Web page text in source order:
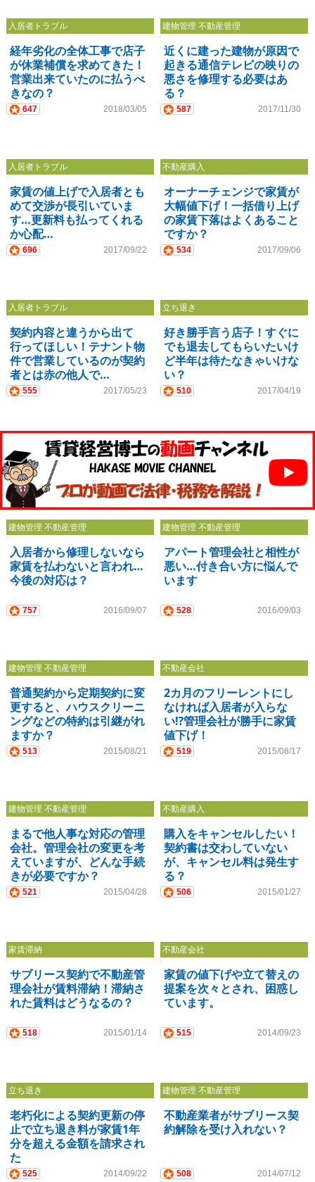
入居者トラブル
経年劣化の全体工事で店子
が休業補償を求めてきた！
営業出来ていたのに払うべ
きなの？
647 2018/03/05
建物管理 不動産管理
近くに建った建物が原因で
起きる通信テレビの映りの
悪さを修理する必要はあ
る？
587 2017/11/30
入居者トラブル
家賃の値上げで入居者とも
めて交渉が長引いていま
す…更新料も払ってくれる
か心配…
696 2017/09/22
不動産購入
オーナーチェンジで家賃が
大幅値下げ！一括借り上げ
の家賃下落はよくあること
ですか？
534 2017/09/06
入居者トラブル
契約内容と違うから出て
行ってほしい！テナント物
件で営業しているのが契約
者とは赤の他人で…
555 2017/05/23
立ち退き
好き勝手言う店子！すぐに
でも退去してもらいたいけ
ど半年は待たなきゃいけな
い？
510 2017/04/19
建物管理 不動産管理
入居者から修理しないなら
家賃を払わないと言われ…
今後の対応は？
757 2016/09/07
建物管理 不動産管理
アパート管理会社と相性が
悪い…付き合い方に悩んで
います
528 2016/09/03
建物管理 不動産管理
普通契約から定期契約に変
更すると、ハウスクリーニ
ングなどの特約は引継がれ
ますか？
513 2015/08/21
不動産会社
2カ月のフリーレントにし
なければ入居者が入らな
い⁉管理会社が勝手に家賃
値下げ！
519 2015/08/17
建物管理 不動産管理
まるで他人事な対応の管理
会社。管理会社の変更を考
えていますが、どんな手続
きが必要ですか？
521 2015/04/28
不動産購入
購入をキャンセルしたい！
契約書は交わしていない
が、キャンセル料は発生す
る？
506 2015/01/27
家賃滞納
サブリース契約で不動産管
理会社が賃料滞納！滞納さ
れた賃料はどうなるの？
518 2015/01/14
不動産会社
家賃の値下げや立て替えの
提案を次々とされ、困惑し
ています。
515 2014/09/23
立ち退き
老朽化による契約更新の停
止で立ち退き料が家賃1年
分を超える金額を請求され
た
525 2014/09/22
建物管理 不動産管理
不動産業者がサブリース契
約解除を受け入れない？
508 2014/07/12